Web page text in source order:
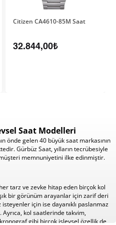
Citizen CA4610-85M Saat
32.844,00₺
Saat Modelleri
önde gelen 40 büyük saat markasının
Gürbüz Saat, yılların tecrübesiyle
memnuniyetini ilke edinmiştir.
tarz ve zevke hitap eden birçok kol
bir görünüm arayanlar için zarif deri
için ise dayanıklı paslanmaz
Ayrıca, kol saatlerinde takvim,
gibi birçok işlevsel özellik de